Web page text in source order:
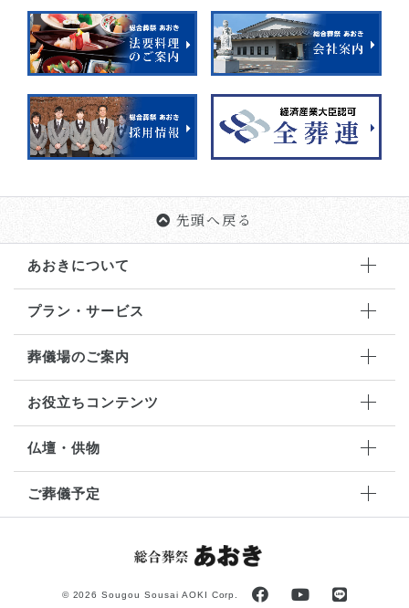
先頭へ戻る
あおきについて
プラン・サービス
葬儀場のご案内
お役立ちコンテンツ
仏壇・供物
ご葬儀予定
© 2026 Sougou Sousai AOKI Corp.